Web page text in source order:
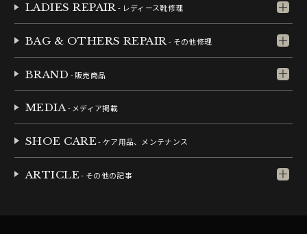
LADIES REPAIR- レディース靴修理
BAG & OTHERS REPAIR- その他修理
BRAND - 販売商品
MEDIA- メディア掲載
SHOE CARE- ケア用品、メンテナンス
ARTICLE- その他の記事